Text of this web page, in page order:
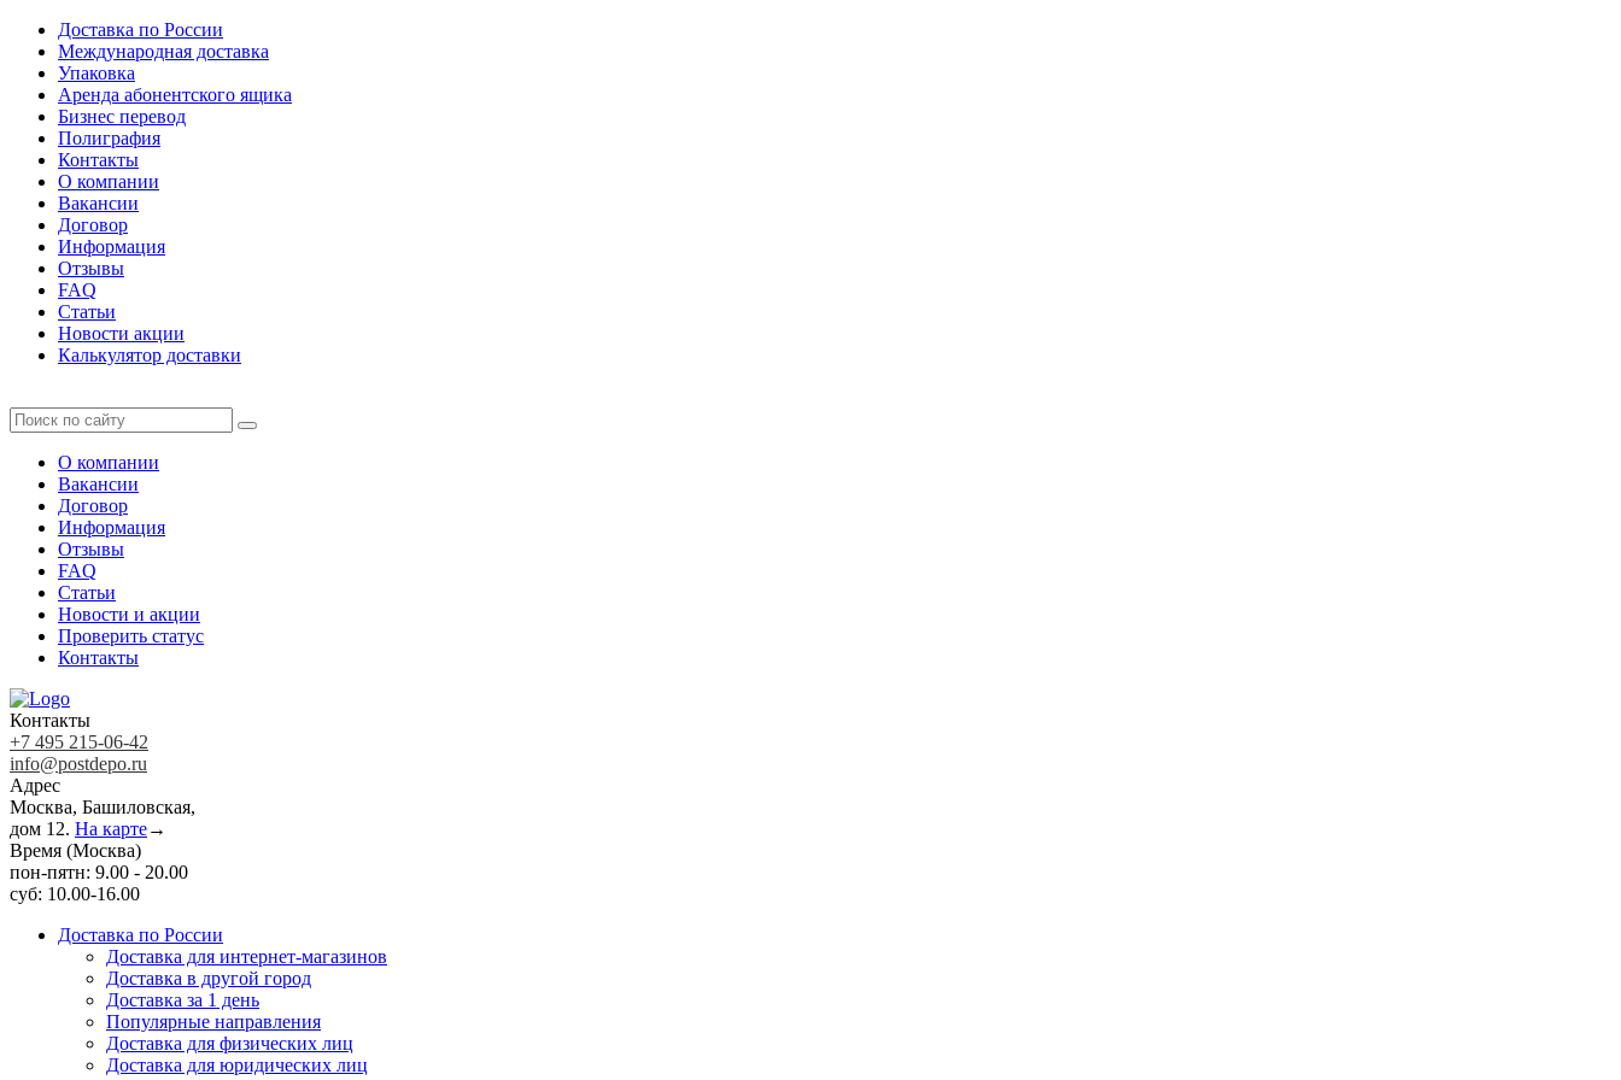
Доставка по России
Международная доставка
Упаковка
Аренда абонентского ящика
Бизнес перевод
Полиграфия
Контакты
О компании
Вакансии
Договор
Информация
Отзывы
FAQ
Статьи
Новости акции
Калькулятор доставки
О компании
Вакансии
Договор
Информация
Отзывы
FAQ
Статьи
Новости и акции
Проверить статус
Контакты
Контакты
+7 495 215-06-42
info@postdepo.ru
Адрес
Москва, Башиловская,
дом 12. На карте→
Время (Москва)
пон-пятн: 9.00 - 20.00
суб: 10.00-16.00
Доставка по России
Доставка для интернет-магазинов
Доставка в другой город
Доставка за 1 день
Популярные направления
Доставка для физических лиц
Доставка для юридических лиц